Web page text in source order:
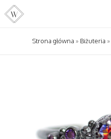
Strona główna » Biżuteria »